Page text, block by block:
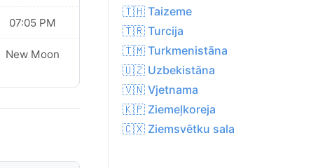
07:05 PM
New Moon
🇹🇭 Taizeme
🇹🇷 Turcija
🇹🇲 Turkmenistāna
🇺🇿 Uzbekistāna
🇻🇳 Vjetnama
🇰🇵 Ziemeļkoreja
🇨🇽 Ziemsvētku sala